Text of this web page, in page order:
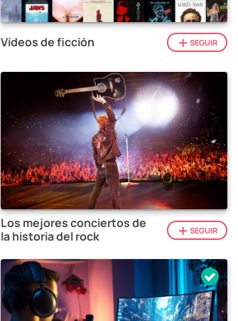
Vídeos de ficción SEGUIR
Los mejores conciertos de
la historia del rock
SEGUIR